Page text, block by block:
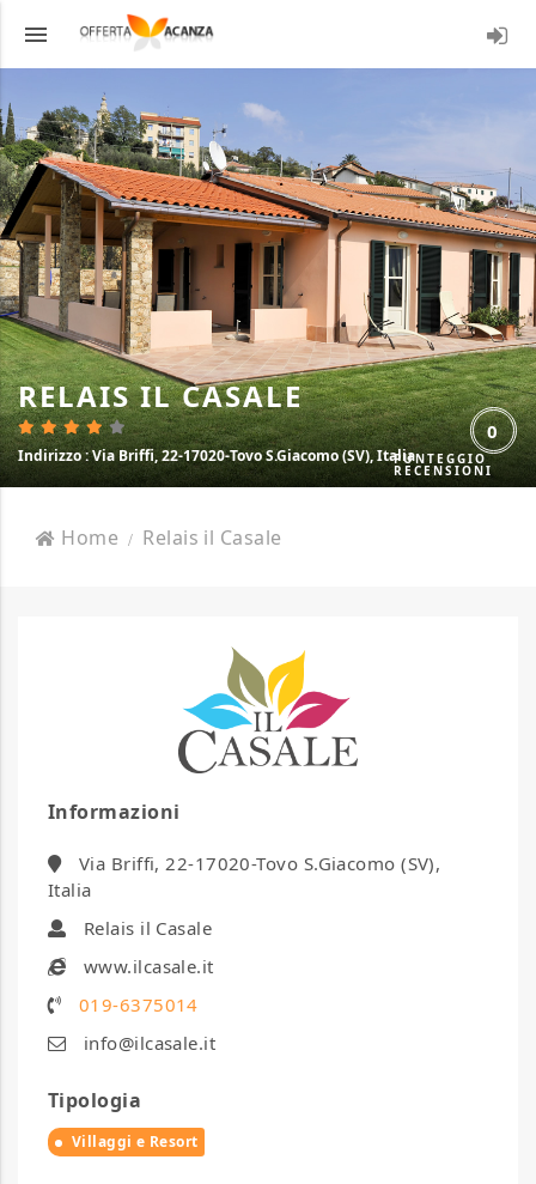
menu
RELAIS IL CASALE
0
Indirizzo: Via Briffi, 22-17020-Tovo S.Giacomo (SV), Italia
Home Relais il Casale
Informazioni
Via Briffi, 22-17020-Tovo S.Giacomo (SV),
Italia
Relais il Casale
www.ilcasale.it
019-6375014
info@ilcasale.it
Tipologia
Villaggi e Resort